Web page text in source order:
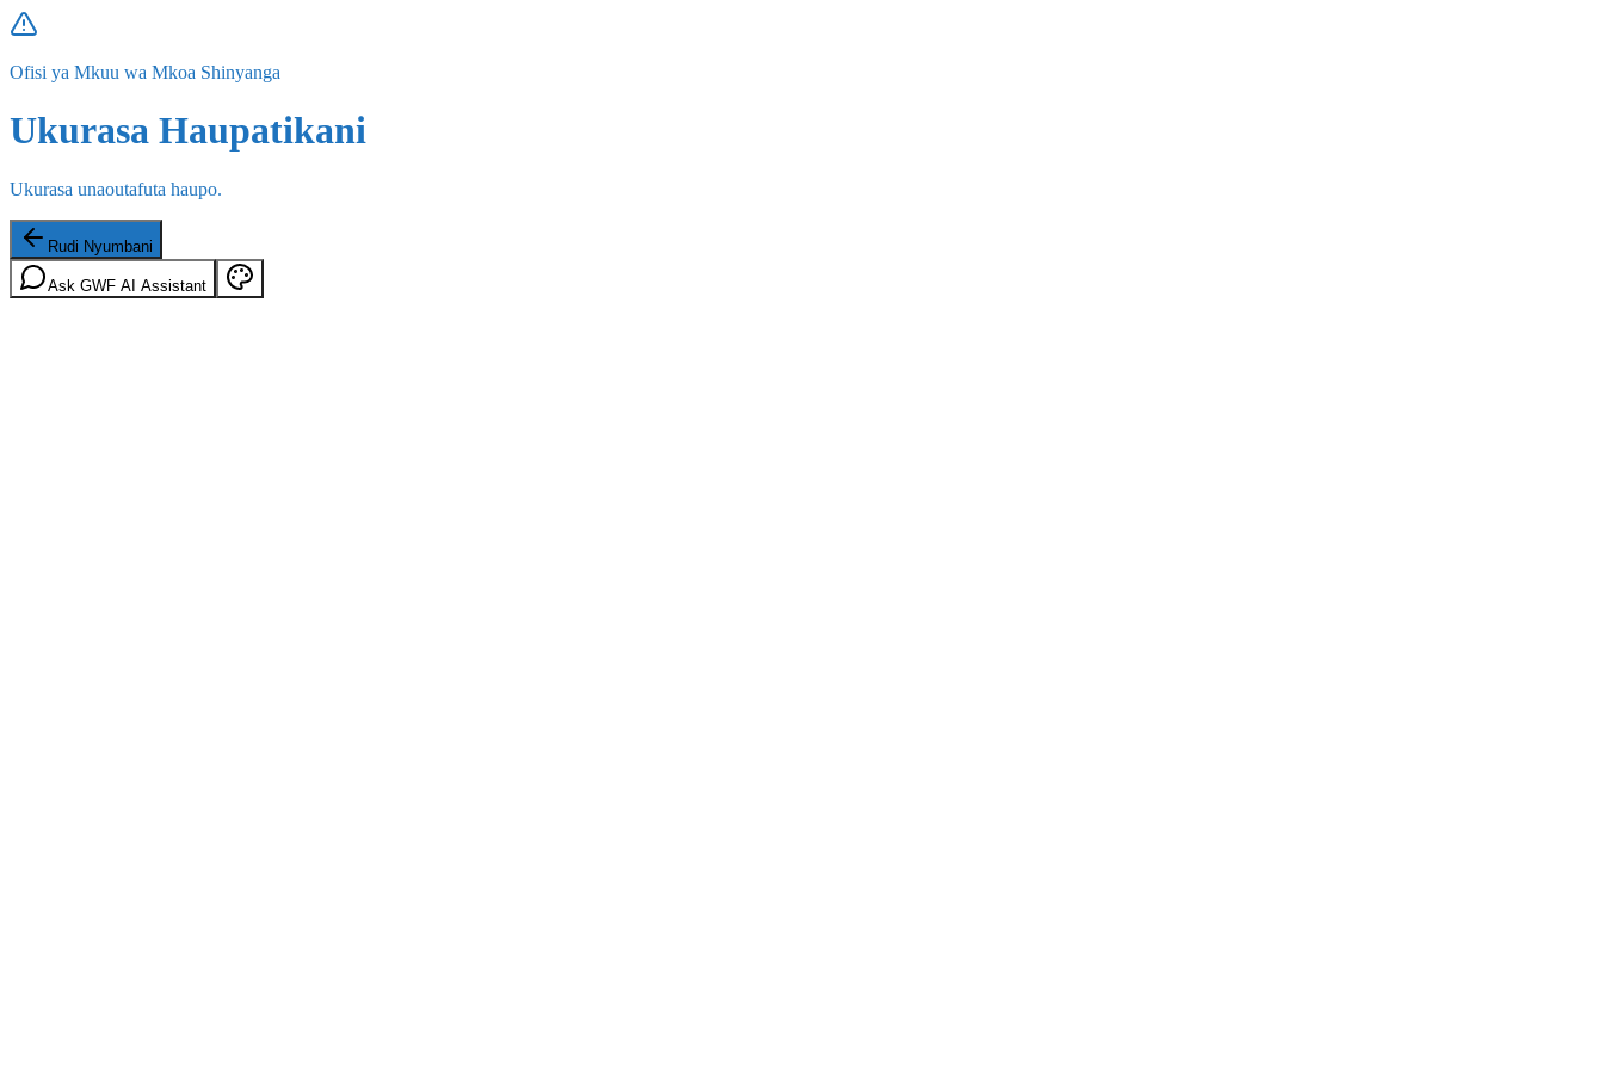
Ofisi ya Mkuu wa Mkoa Shinyanga
Ukurasa Haupatikani
Ukurasa unaoutafuta haupo.
Rudi Nyumbani
Ask GWF AI Assistant